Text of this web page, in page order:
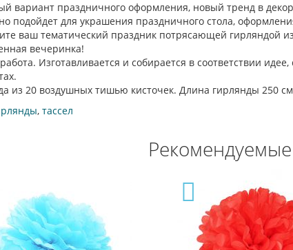
вариант праздничного оформления, новый тренд в
подойдет для украшения праздничного стола,
ваш тематический праздник потрясающей гирляндой
вечеринка!
Изготавливается и собирается в соответствии
из 20 воздушных тишью кисточек. Длина гирлянды 250
, тассел